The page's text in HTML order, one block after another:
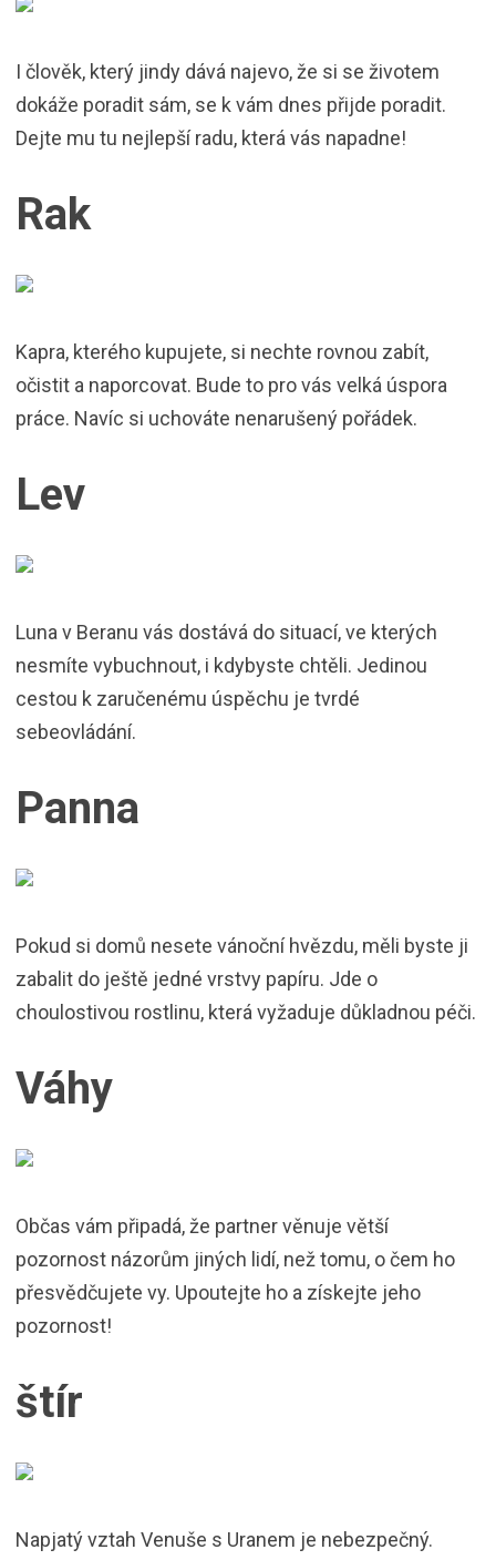
I člověk, který jindy dává najevo, že si se životem
dokáže poradit sám, se k vám dnes přijde poradit.
Dejte mu tu nejlepší radu, která vás napadne!
Rak
Kapra, kterého kupujete, si nechte rovnou zabít,
očistit a naporcovat. Bude to pro vás velká úspora
práce. Navíc si uchováte nenarušený pořádek.
Lev
Luna v Beranu vás dostává do situací, ve kterých
nesmíte vybuchnout, i kdybyste chtěli. Jedinou
cestou k zaručenému úspěchu je tvrdé
sebeovládání.
Panna
Pokud si domů nesete vánoční hvězdu, měli byste ji
zabalit do ještě jedné vrstvy papíru. Jde o
choulostivou rostlinu, která vyžaduje důkladnou péči.
Váhy
Občas vám připadá, že partner věnuje větší
pozornost názorům jiných lidí, než tomu, o čem ho
přesvědčujete vy. Upoutejte ho a získejte jeho
pozornost!
štír
Napjatý vztah Venuše s Uranem je nebezpečný.